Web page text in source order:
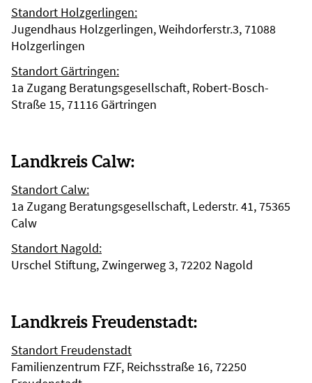
Standort Holzgerlingen:
Jugendhaus Holzgerlingen, Weihdorferstr.3, 71088
Holzgerlingen
Standort Gärtringen:
1a Zugang Beratungsgesellschaft, Robert-Bosch-
Straße 15, 71116 Gärtringen
Landkreis Calw:
Standort Calw:
1a Zugang Beratungsgesellschaft, Lederstr. 41, 75365
Calw
Standort Nagold:
Urschel Stiftung, Zwingerweg 3, 72202 Nagold
Landkreis Freudenstadt:
Standort Freudenstadt
Familienzentrum FZF, Reichsstraße 16, 72250